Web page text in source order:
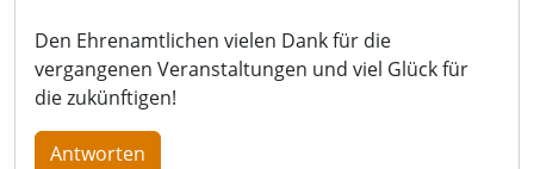
Den Ehrenamtlichen vielen Dank für die
vergangenen Veranstaltungen und viel Glück für
die zukünftigen!
Antworten